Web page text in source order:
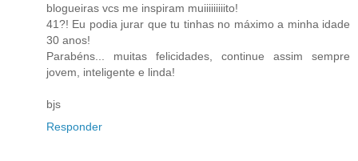
blogueiras vcs me inspiram muiiiiiiiiito!
41?! Eu podia jurar que tu tinhas no máximo a minha idade
30 anos!
Parabéns... muitas felicidades, continue assim sempre
jovem, inteligente e linda!
bjs
Responder